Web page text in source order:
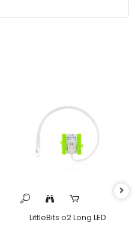
LittleBits o2 Long LED